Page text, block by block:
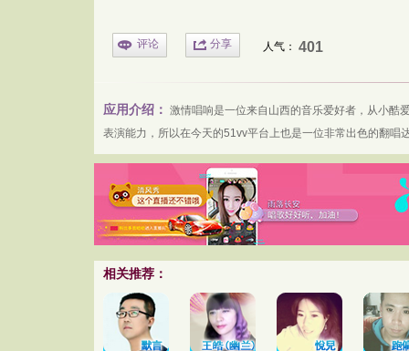
评论 分享 人气： 401
应用介绍： 激情唱响是一位来自山西的音乐爱好者，从小酷
表演能力，所以在今天的51vv平台上也是一位非常出色的翻唱
相关推荐：